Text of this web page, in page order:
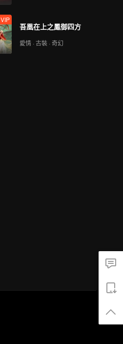
VIP
吾凰在上之鳳御四方
愛情 · 古裝 · 奇幻